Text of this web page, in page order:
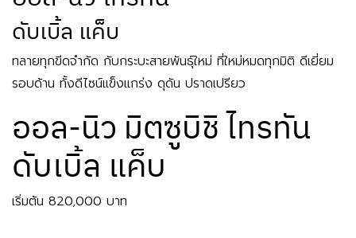
ดับเบิ้ล แค็บ
ทลายทุกขีดจำกัด กับกระบะสายพันธุ์ใหม่ ที่ใหม่หมดทุกมิติ ดีเยี่ยม
รอบด้าน ทั้งดีไซน์แข็งแกร่ง ดุดัน ปราดเปรียว
ออล-นิว มิตซูบิชิ ไทรทัน
ดับเบิ้ล แค็บ
เริ่มต้น 820,000 บาท